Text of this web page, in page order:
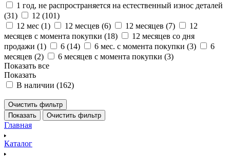
1 год, не распространяется на естественный износ деталей
(31) 12 (101)
12 мес (1) 12 месцев (6) 12 месяцев (7)
12
месяцев с момента покупки (18)
12 месяцев со дня
продажи (1) 6 (14) 6 мес. с момента покупки (3)
6
месяцев (2) 6 месяцев с момента покупки (3)
Показать все
Показать
В наличии (162)
Очистить фильтр
Показать
Очистить фильтр
Главная
Каталог